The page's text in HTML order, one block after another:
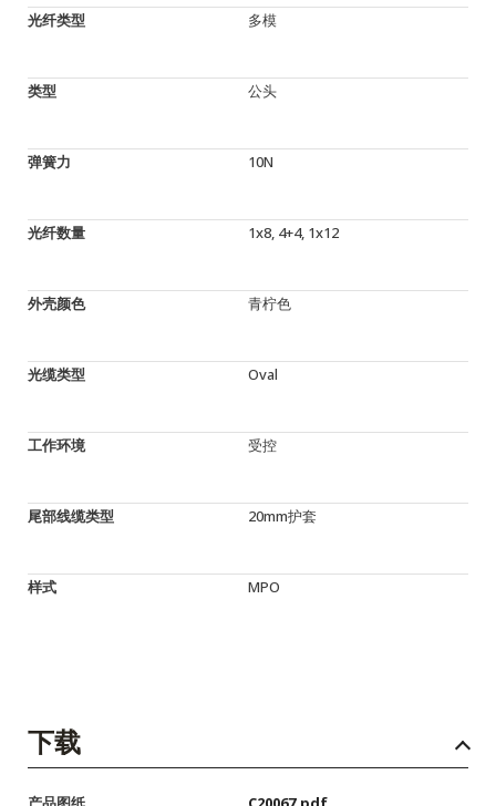
光纤类型 多模
类型 公头
弹簧力 10N
光纤数量 1x8, 4+4, 1x12
外壳颜色 青柠色
光缆类型 Oval
工作环境 受控
尾部线缆类型 20mm护套
样式 MPO
下载